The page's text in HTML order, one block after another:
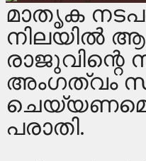
മാതൃക
നിലയിൽ
രാജുവിന്റെ
അംഗത്വം
പരാതി.